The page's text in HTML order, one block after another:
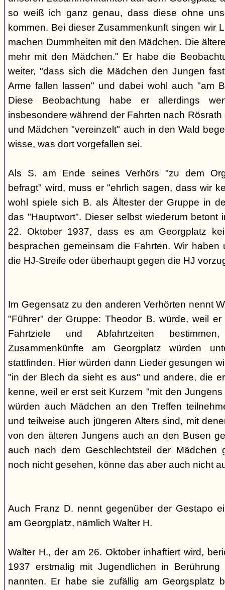
so weiß ich ganz genau, dass diese ohne
kommen. Bei dieser Zusammenkunft singen wir
machen Dummheiten mit den Mädchen. Die
mehr mit den Mädchen." Er habe die
weiter, "dass sich die Mädchen den Jungen
Arme fallen lassen" und dabei wohl auch "am
Diese Beobachtung habe er allerdings
insbesondere während der Fahrten nach
und Mädchen "vereinzelt" auch in den Wald
wisse, was dort vorgefallen sei.
Als S. am Ende seines Verhörs "zu dem
befragt" wird, muss er "ehrlich sagen, dass wir
wohl spiele sich B. als Ältester der Gruppe in
das "Hauptwort". Dieser selbst wiederum betont
22. Oktober 1937, dass es am Georgplatz
besprachen gemeinsam die Fahrten. Wir
die HJ-Streife oder überhaupt gegen die HJ
Im Gegensatz zu den anderen Verhörten nennt
"Führer" der Gruppe: Theodor B. würde, weil
Fahrtziele und Abfahrtzeiten
Zusammenkünfte am Georgplatz würden
stattfinden. Hier würden dann Lieder gesungen
"in der Blech da sieht es aus" und andere, die
kenne, weil er erst seit Kurzem "mit den
würden auch Mädchen an den Treffen
und teilweise auch jüngeren Alters sind, mit
von den älteren Jungens auch an den Busen
auch nach dem Geschlechtsteil der Mädchen
noch nicht gesehen, könne das aber auch nicht
Auch Franz D. nennt gegenüber der Gestapo
am Georgplatz, nämlich Walter H.
Walter H., der am 26. Oktober inhaftiert wird,
1937 erstmalig mit Jugendlichen in
nannten. Er habe sie zufällig am Georgsplatz